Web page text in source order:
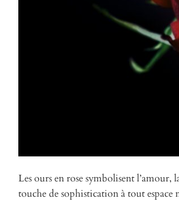
Les ours en rose symbolisent l’amour,
touche de sophistication à tout